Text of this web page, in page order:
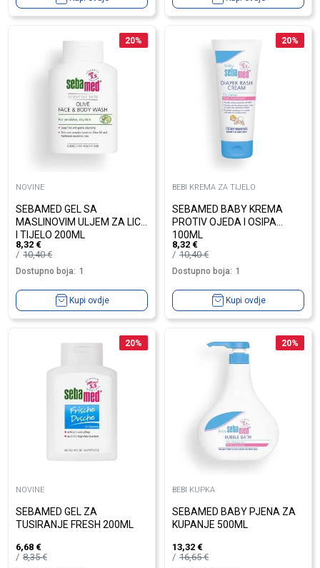
20%
NOVINE
SEBAMED GEL SA
MASLINOVIM ULJEM ZA LICE
I TIJELO 200ML
8,32 €
10,40€
Dostupno boja: 1
Kupi ovdje
20%
BEBI KREMA ZA TIJELO
SEBAMED BABY KREMA
PROTIV OJEDA I OSIPA
100ML
8,32 €
10,40€
Dostupno boja: 1
Kupi ovdje
20%
NOVINE
SEBAMED GEL ZA
TUSIRANJE FRESH 200ML
6,68 €
8,35€
20%
BEBI KUPKA
SEBAMED BABY PJENA ZA
KUPANJE 500ML
13,32 €
16,65€